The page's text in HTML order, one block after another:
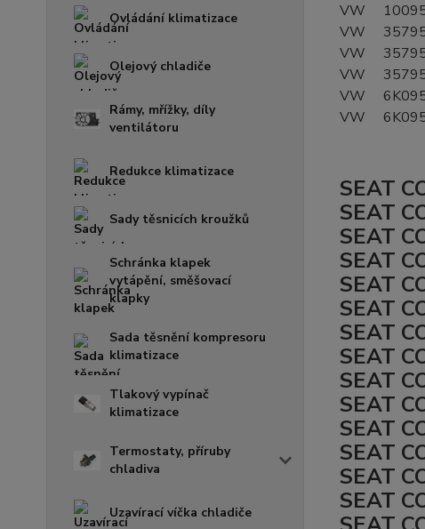
Ovládání klimatizace
Olejový chladiče
Rámy, mřížky, díly
ventilátoru
Redukce klimatizace
Sady těsnicích kroužků
Schránka klapek
vytápění, směšovací
klapky
Sada těsnění kompresoru
klimatizace
Tlakový vypínač
klimatizace
Termostaty, příruby
chladiva
Uzavírací víčka chladiče
VW
VW
VW
VW
VW
VW
SEAT
SEAT
SEAT
SEAT
SEAT
SEAT
SEAT
SEAT
SEAT
SEAT
SEAT
SEAT
SEAT
SEAT